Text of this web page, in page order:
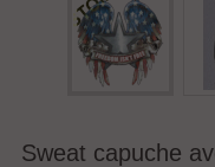
Sweat capuche